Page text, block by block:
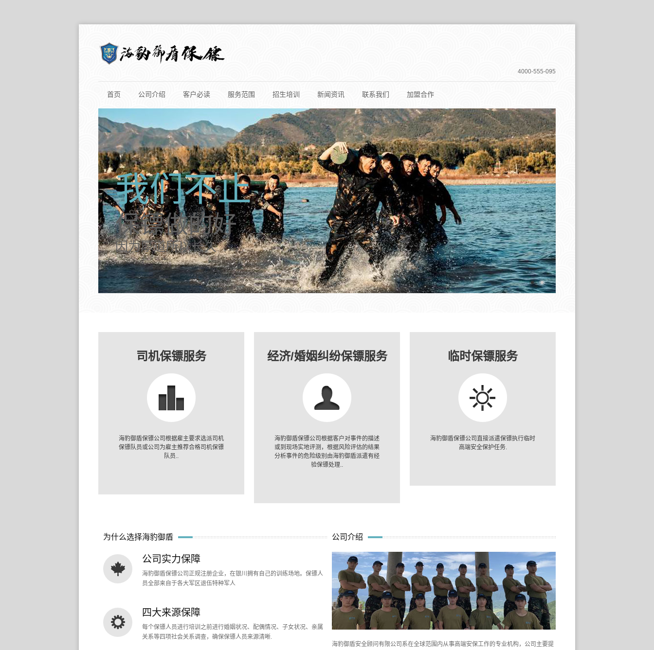
4000-555-095
首页 公司介绍 客户必读 服务范围 招生培训 新闻资讯 联系我们 加盟合作
我们不止
保镖做的好
因为厚道所以长久
司机保镖服务
海豹御盾保镖公司根据雇主要求选派司机
保镖队员或公司为雇主推荐合格司机保镖
队员..
经济/婚姻纠纷保镖服务
海豹御盾保镖公司根据客户对事件的描述
或到现场实地评测，根据风险评估的结果
分析事件的危险级别由海豹御盾派遣有经
验保镖处理..
临时保镖服务
海豹御盾保镖公司直接派遣保镖执行临时
高端安全保护任务.
为什么选择海豹御盾
公司实力保障
海豹御盾保镖公司正规注册企业，在银川拥有自己的训练场地。保镖人
员全部来自于各大军区退伍特种军人
四大来源保障
每个保镖人员进行培训之前进行婚姻状况、配偶情况、子女状况、亲属
关系等四项社会关系调查，确保保镖人员来源清晰.
公司介绍
海豹御盾安全顾问有限公司系在全球范围内从事高端安保工作的专业机构，公司主要提